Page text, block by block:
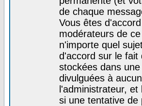
de chaque
Vous êtes
modérateurs de
n'importe quel
d'accord sur le fait
stockées dans
divulguées à
l'administrateur,
si une tentative de